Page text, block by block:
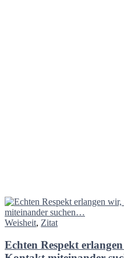
Weisheit, Zitat
Echten Respekt